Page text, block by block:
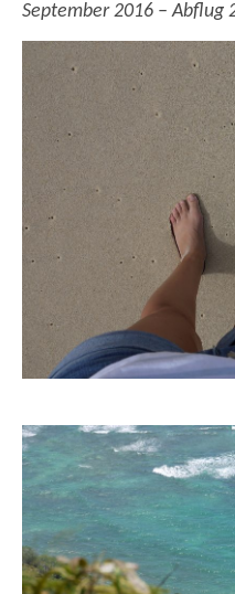
September 2016 – Abflug